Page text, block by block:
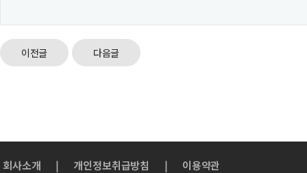
이전글 다음글
회사소개 | 개인정보취급방침 | 이용약관